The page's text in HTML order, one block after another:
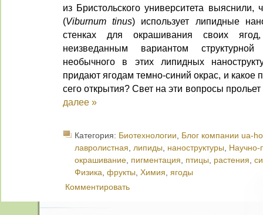
из Бристольского университета выяснили,
(Viburnum tinus) использует липидные
стенках для окрашивания своих
неизведанным вариантом
необычного в этих липидных
придают ягодам темно-синий окрас, и какое
сего открытия? Свет на эти вопросы
далее »
Категория: Биотехнологии, Блог компании ua-
лавролистная, липиды, наноструктуры, Научно-
окрашивание, пигментация, птицы, растения,
Физика, фрукты, Химия, ягоды
Комментировать